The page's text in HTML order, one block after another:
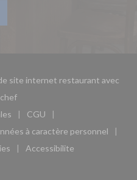
site internet restaurant avec
((ouvre une nouvelle fenêtre))
une nouvelle fenêtre))
CGU
((ouvre une nouvelle
à caractère personnel
((ouvre une nouvelle fenêtre))
une nouvelle fenêtre))
Accessibilite